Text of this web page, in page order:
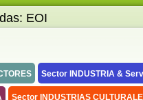
EOI
Sector INDUSTRIA &
Sector INDUSTRIAS